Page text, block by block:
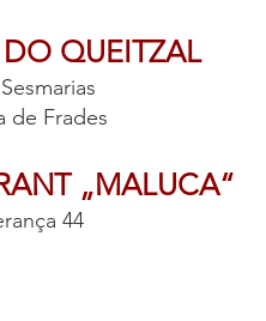
QUEITZAL
de Frades
„MALUCA“
44